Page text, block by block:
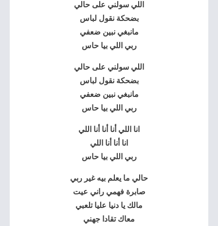
اللي سولني على حالي
بضحكة نقول لباس
مانبغي نبين ضعفي
ربي اللي بيا حاس
اللي سولني على حالي
بضحكة نقول لباس
مانبغي نبين ضعفي
ربي اللي بيا حاس
انا اللي أنا أنا أنا اللي
انا أنا أنا اللي
ربي اللي بيا حاس
حالي ما يعلم بيه غير ربي
صابرة فهمي راني عيت
مالك يا دنيا عليا تلعبي
معاك تقادا جهني